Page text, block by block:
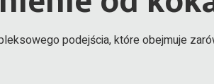
podejścia, które obejmuje